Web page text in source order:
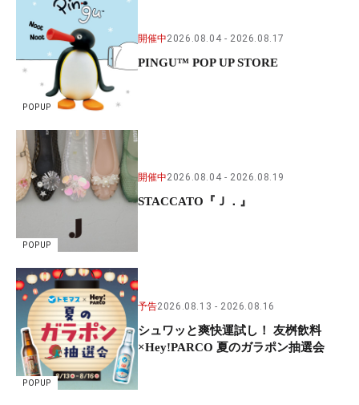
POPUP
開催中2026.08.04 2026.08.17
PINGU™ POP UP STORE
POPUP
開催中2026.08.04 2026.08.19
STACCATO『Ｊ．』
POPUP
予告2026.08.13 2026.08.16
シュワッと爽快運試し！ 友桝飲料
×Hey!PARCO 夏のガラポン抽選会